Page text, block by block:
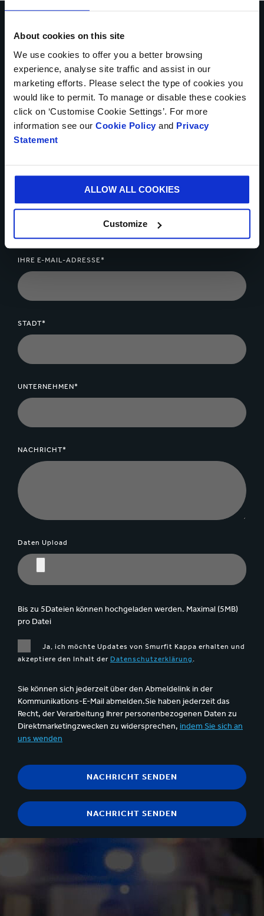
About cookies on this site
We use cookies to offer you a better browsing
experience, analyse site traffic and assist in our
marketing efforts. Please select the type of cookies you
would like to permit. To manage or disable these cookies
click on ‘Customise Cookie Settings’. For more
information see our Cookie Policy and Privacy
Statement
ALLOW ALL COOKIES
Customize
* Pflichtfelder
IHR NAME*
IHRE E-MAIL-ADRESSE*
STADT*
UNTERNEHMEN*
NACHRICHT*
Daten Upload
Bis zu 5Dateien können hochgeladen werden. Maximal (5MB)
pro Datei
Ja, ich möchte Updates von Smurfit Kappa erhalten und
akzeptiere den Inhalt der Datenschutzerklärung
Sie können sich jederzeit über den Abmeldelink in der
Kommunikations-E-Mail abmelden.Sie haben jederzeit das
Recht, der Verarbeitung Ihrer personenbezogenen Daten zu
Direktmarketingzwecken zu widersprechen, indem Sie sich an
uns wenden